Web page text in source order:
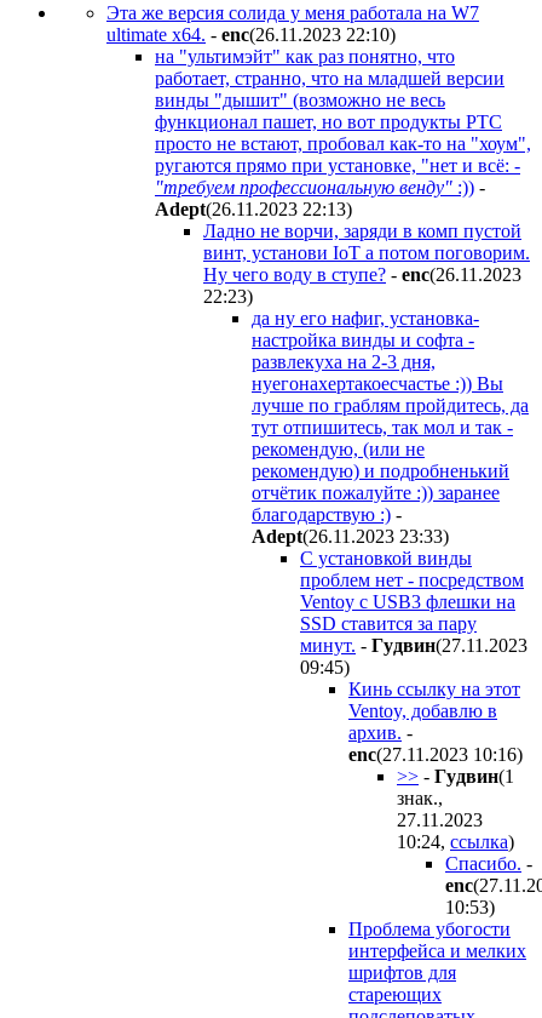
Эта же версия солида у меня работала на W7
ultimate x64. - enc(26.11.2023 22:10)
на "ультимэйт" как раз понятно, что
работает, странно, что на младшей версии
винды "дышит" (возможно не весь
функционал пашет, но вот продукты PTC
просто не встают, пробовал как-то на "хоум",
ругаются прямо при установке, "нет и всё: -
"требуем профессиональную венду" :)) -
Adept(26.11.2023 22:13)
Ладно не ворчи, заряди в комп пустой
винт, установи IoT а потом поговорим.
Ну чего воду в ступе? - enc(26.11.2023
22:23)
да ну его нафиг, установка-
настройка винды и софта -
развлекуха на 2-3 дня,
нуегонахертакоесчастье :)) Вы
лучше по граблям пройдитесь, да
тут отпишитесь, так мол и так -
рекомендую, (или не
рекомендую) и подробненький
отчётик пожалуйте :)) заранее
благодарствую :) -
Adept(26.11.2023 23:33)
C установкой винды
проблем нет - посредством
Ventoy с USB3 флешки на
SSD ставится за пару
минут. - Гyдвин(27.11.2023
09:45)
Кинь ссылку на этот
Ventoy, добавлю в
архив. -
enc(27.11.2023 10:16)
>> - Гyдвин(1
знак.,
27.11.2023
10:24, ссылка)
Спасибо. -
enc
10:53)
Проблема убогости
интерфейса и мелких
шрифтов для
стареющих